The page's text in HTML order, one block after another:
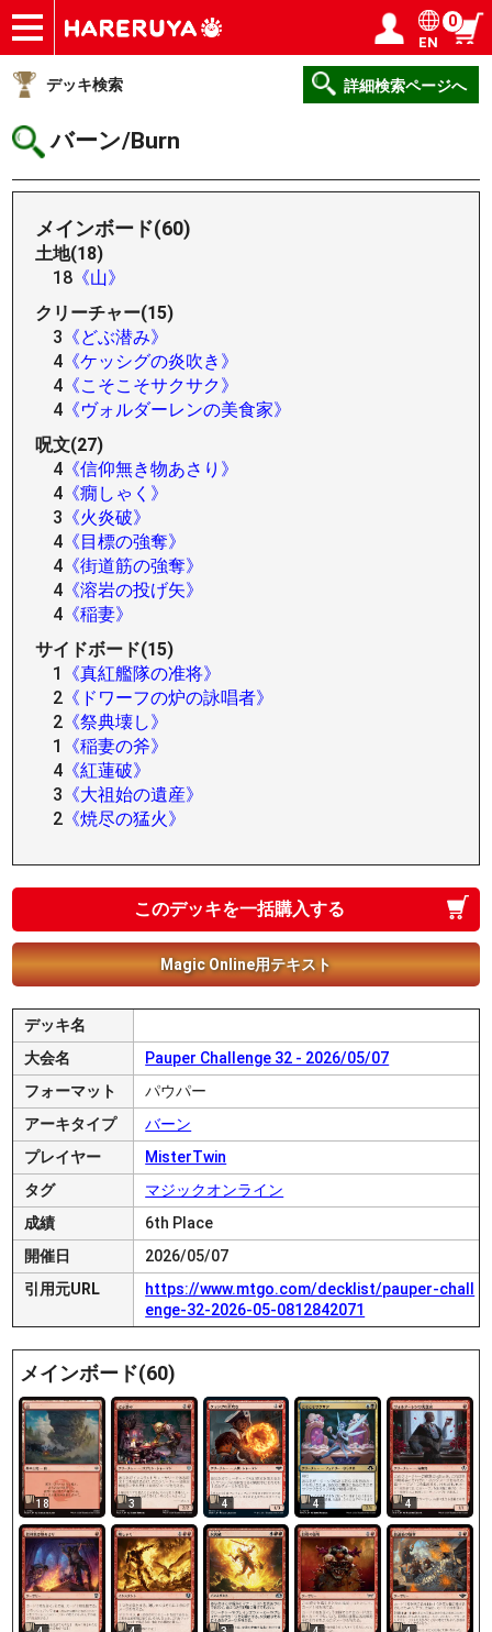
ショップ
買取
記事
デッキ検索
デッキ構築
選手一覧
店舗一覧
イベント
ヘルプ
お問い合わせ ログイン／会員登録
EN
0
デッキ検索 詳細検索ページへ
バーン/Burn
メインボード(60)
土地(18)
18 《山》
クリーチャー(15)
3 《どぶ潜み》
4 《ケッシグの炎吹き》
4 《こそこそサクサク》
4 《ヴォルダーレンの美食家》
呪文(27)
4 《信仰無き物あさり》
4 《癇しゃく》
3 《火炎破》
4 《目標の強奪》
4 《街道筋の強奪》
4 《溶岩の投げ矢》
4 《稲妻》
サイドボード(15)
1
《真紅艦隊の准将》
2 《ドワーフの炉の詠唱者》
2 《祭典壊し》
1
《稲妻の斧》
4 《紅蓮破》
3 《大祖始の遺産》
2 《焼尽の猛火》
このデッキを一括購入する
Magic Online用テキスト
デッキ名
大会名
Pauper Challenge 32 - 2026/05/07
フォーマット
パウパー
アーキタイプ
バーン
プレイヤー
MisterTwin
タグ
マジックオンライン
成績
6th Place
開催日
2026/05/07
引用元URL
https://www.mtgo.com/decklist/pauper-chall
enge-32-2026-05-0812842071
メインボード(60)
18 3 4 4 4